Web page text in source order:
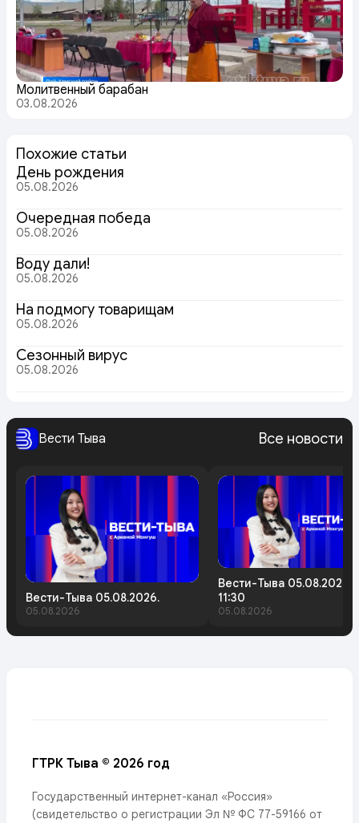
Молитвенный барабан
03.08.2026
Похожие статьи
День рождения
05.08.2026
Очередная победа
05.08.2026
Воду дали!
05.08.2026
На подмогу товарищам
05.08.2026
Сезонный вирус
05.08.2026
Вести Тыва Все новости
Вести-Тыва 05.08.2026.
05.08.2026
Вести-Тыва 05.08.2026.
11:30
05.08.2026
ГТРК Тыва © 2026 год
Государственный интернет-канал «Россия»
(свидетельство о регистрации Эл № ФС 77-59166 от